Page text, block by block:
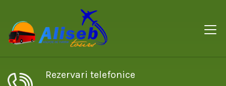
Rezervari telefonice